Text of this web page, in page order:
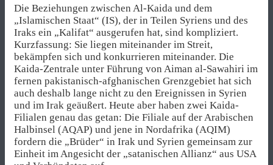
Die Beziehungen zwischen Al-Kaida und dem
„Islamischen Staat“ (IS), der in Teilen Syriens und des
Iraks ein „Kalifat“ ausgerufen hat, sind kompliziert.
Kurzfassung: Sie liegen miteinander im Streit,
bekämpfen sich und konkurrieren miteinander. Die
Kaida-Zentrale unter Führung von Aiman al-Sawahiri im
fernen pakistanisch-afghanischen Grenzgebiet hat sich
auch deshalb lange nicht zu den Ereignissen in Syrien
und im Irak geäußert. Heute aber haben zwei Kaida-
Filialen genau das getan: Die Filiale auf der Arabischen
Halbinsel (AQAP) und jene in Nordafrika (AQIM)
fordern die „Brüder“ in Irak und Syrien gemeinsam zur
Einheit im Angesicht der „satanischen Allianz“ aus USA